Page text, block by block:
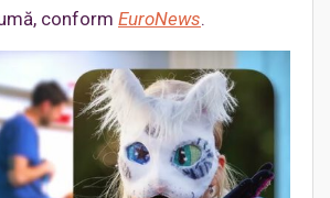
conform EuroNews.